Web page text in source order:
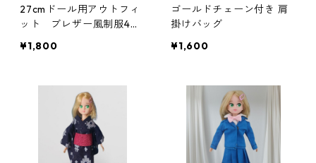
27cmドール用アウトフィ
ット ブレザー風制服4点
¥1,800
ゴールドチェーン付き 肩
掛けバッグ
¥1,600